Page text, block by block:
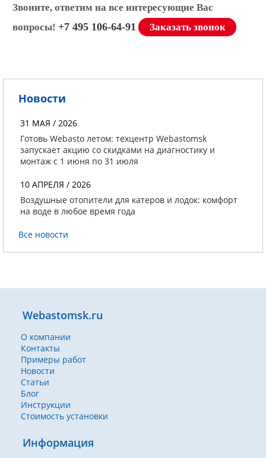
Звоните, ответим на все интересующие Вас
вопросы! +7 495 106-64-91 Заказать звонок
Новости
31 МАЯ / 2026
Готовь Webasto летом: техцентр Webastomsk
запускает акцию со скидками на диагностику и
монтаж с 1 июня по 31 июля
10 АПРЕЛЯ / 2026
Воздушные отопители для катеров и лодок: комфорт
на воде в любое время года
Все новости
Webastomsk.ru
О компании
Контакты
Примеры работ
Новости
Статьи
Блог
Инструкции
Стоимость установки
Информация